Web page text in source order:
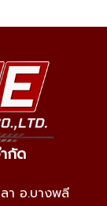
กัด
า อ.บางพลี